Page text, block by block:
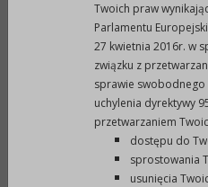
upowszechniania
promocyjnych na
posiadać kadrę
realizacji zadania;
posiadać
określonego typu
Twoich praw
Parlamentu
27 kwietnia 2016r. w
związku z
sprawie swobodnego
uchylenia dyrektywy
przetwarzaniem
dostępu do
sprostowania
usunięcia